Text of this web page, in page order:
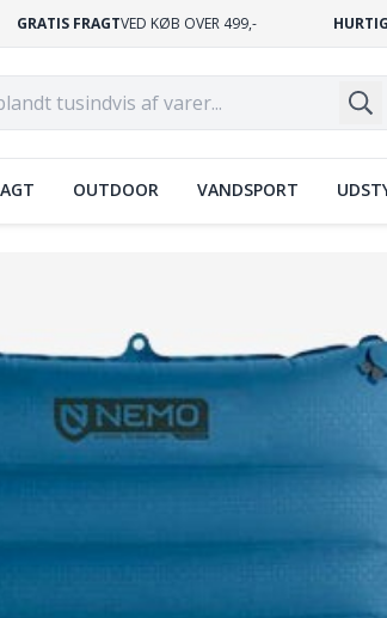
GRATIS FRAGTVED KØB OVER 499,-
OUTDOOR VANDSPORT